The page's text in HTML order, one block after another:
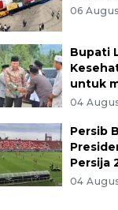
06
Bupati
untuk
04
Persib
Persija
04